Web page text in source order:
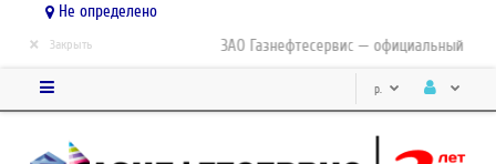
Не определено
ЗАО Газнефтесервис — официальный
× Закрыть
р.